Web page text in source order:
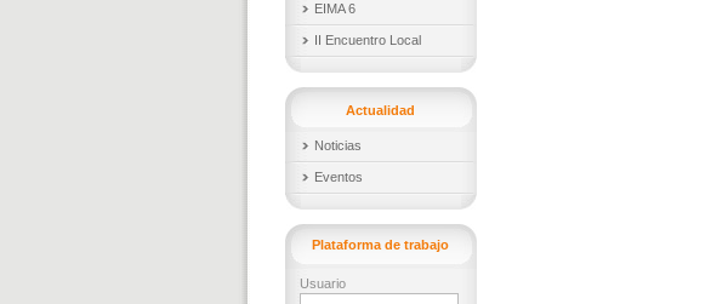
EIMA 6
II Encuentro Local
Actualidad
Noticias
Eventos
Plataforma de trabajo
Usuario